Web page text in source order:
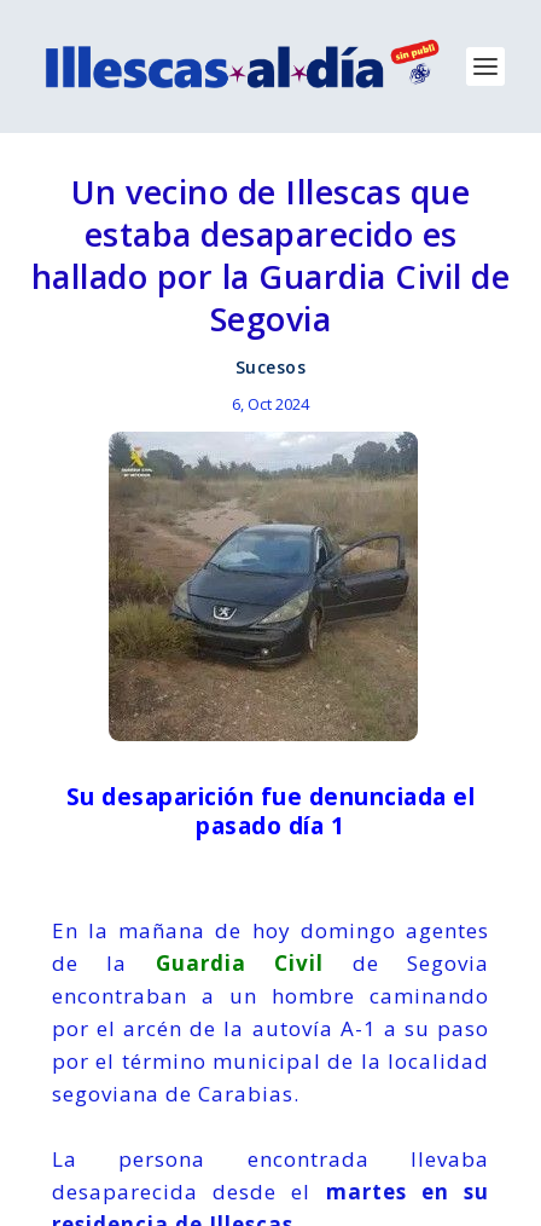
Un vecino de Illescas que
estaba desaparecido es
hallado por la Guardia Civil de
Segovia
Sucesos
6, Oct 2024
Su desaparición fue denunciada el
pasado día 1
En la mañana de hoy domingo agentes
de la Guardia Civil de Segovia
encontraban a un hombre caminando
por el arcén de la autovía A-1 a su paso
por el término municipal de la localidad
segoviana de Carabias.
La persona encontrada llevaba
desaparecida desde el martes en su